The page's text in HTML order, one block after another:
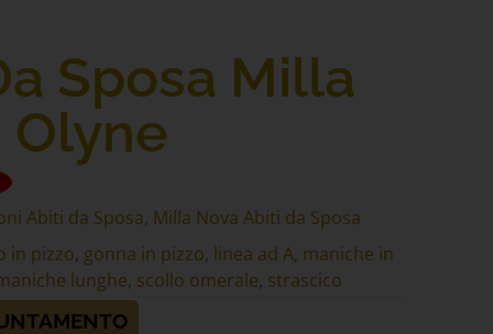
Sposa Milla
Olyne
Abiti da Sposa Milla Nova Abiti da Sposa
in pizzo gonna in pizzo linea ad A, maniche in
lunghe scollo omerale strascico